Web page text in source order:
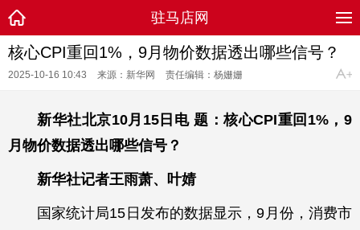
驻马店网
核心CPI重回1%，9月物价数据透出哪些信号？
2025-10-16 10:43 来源：新华网 责任编辑：杨姗姗
新华社北京10月15日电 题：核心CPI重回1%，9
月物价数据透出哪些信号？
新华社记者王雨萧、叶婧
国家统计局15日发布的数据显示，9月份，消费市